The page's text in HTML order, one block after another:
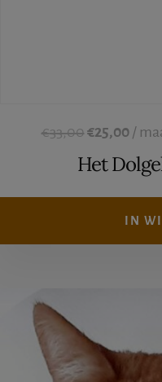
€33,00
prijs
€25,00
prijs
/
Het
IN